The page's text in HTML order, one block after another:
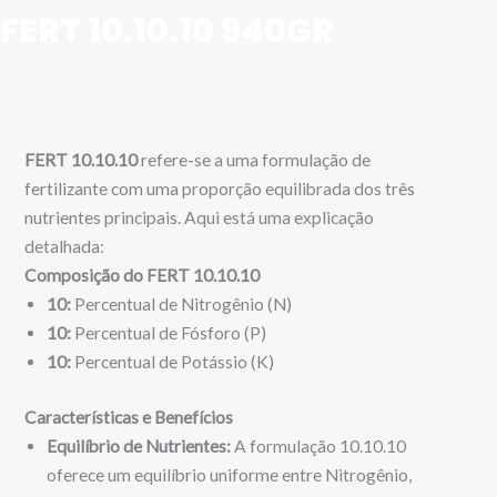
FERT 10.10.10refere-se a uma formulação de
fertilizante com uma proporção equilibrada dos três
nutrientes principais. Aqui está uma explicação
detalhada:
Composição do FERT 10.10.10
10: Percentual de Nitrogênio (N)
10: Percentual de Fósforo (P)
10: Percentual de Potássio (K)
Características e Benefícios
Equilíbrio de Nutrientes:A formulação 10.10.10
oferece um equilíbrio uniforme entre Nitrogênio,